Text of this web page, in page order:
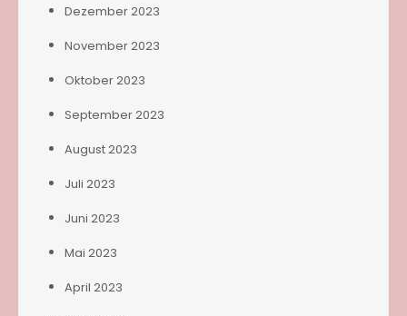
Dezember 2023
November 2023
Oktober 2023
September 2023
August 2023
Juli 2023
Juni 2023
Mai 2023
April 2023